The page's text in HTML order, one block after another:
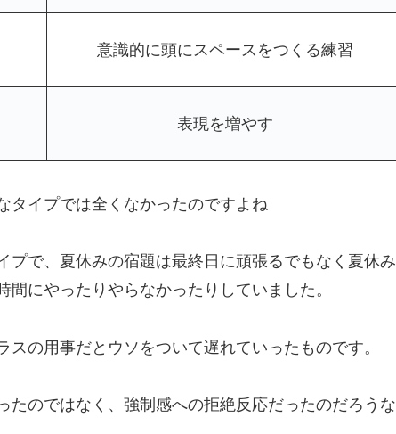
意識的に頭にスペースをつくる練習
表現を増やす
タイプでは全くなかったのですよね
プで、夏休みの宿題は最終日に頑張るでもなく夏休み
にやったりやらなかったりしていました。
の用事だとウソをついて遅れていったものです。
たのではなく、強制感への拒絶反応だったのだろうな